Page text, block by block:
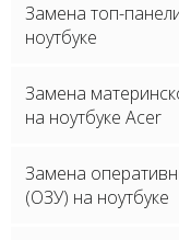
Замена топ-
ноутбуке
Замена
на ноутбуке Acer
Замена
(ОЗУ) на ноутбуке